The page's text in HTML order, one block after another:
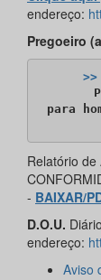
endereço:
Pregoeiro
>>
para
Relatório de
- BAIXAR/
D.O.U.
endereço:
Aviso